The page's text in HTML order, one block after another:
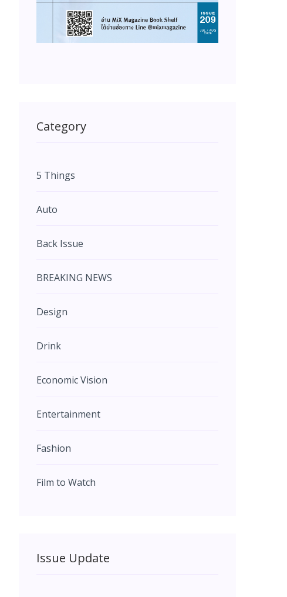
Category
5 Things
Auto
Back Issue
BREAKING NEWS
Design
Drink
Economic Vision
Entertainment
Fashion
Film to Watch
Issue Update